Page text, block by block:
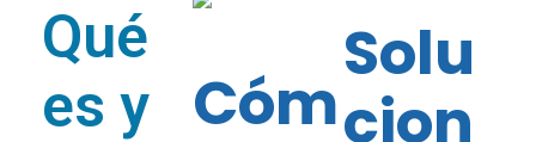
Qué
es y
Cóm
Solu
cion